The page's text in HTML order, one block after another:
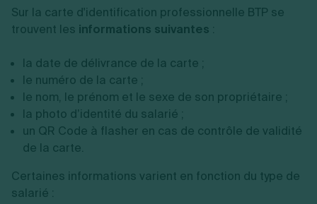
Sur la carte d'identification professionnelle BTP se
trouvent les informations suivantes :
la date de délivrance de la carte ;
le numéro de la carte ;
le nom, le prénom et le sexe de son propriétaire ;
la photo d’identité du salarié ;
un QR Code à flasher en cas de contrôle de validité
de la carte.
Certaines informations varient en fonction du type de
salarié :